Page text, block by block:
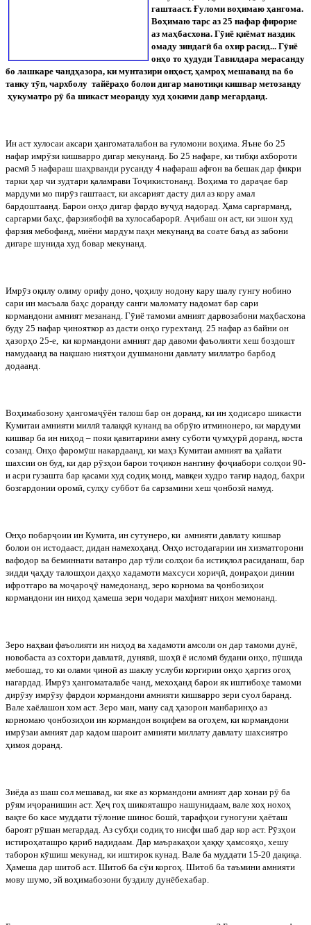
гаштааст. Ғуломи воҳимаю ҳангома.
Воҳимаю тарс аз 25 нафар фирорие
аз маҳбасхона. Гӯиё қиёмат наздик
омаду зиндагӣ ба охир расид... Гӯиё
онҳо то ҳудуди Тавилдара мерасанду
бо лашкаре чандҳазора, ки мунтазири онҳост, ҳамроҳ мешаванд ва бо
танку тӯп, чархболу тайёраҳо болои дигар манотиқи кишвар метозанду
ҳукуматро рӯ ба шикаст меоранду худ ҳокими давр мегарданд.
Ин аст хулосаи аксари ҳангоматалабон ва ғуломони воҳима. Яъне бо 25
нафар имрӯзи кишварро дигар мекунанд Бо 25 нафаре, ки тибқи ахбороти
расмӣ 5 нафараш шаҳрванди русанду 4 нафараш афғон ва бешак дар фикри
тарки ҳар чи зудтари қаламрави Тоҷикистонанд. Воҳима то дараҷае бар
мардуми мо пирӯз гаштааст, ки аксарият дасту дил аз кору амал
бардоштаанд. Барои онҳо дигар фардо вуҷуд надорад. Ҳама саргарманд,
саргарми баҳс, фарзиябофӣ ва хулосабарорӣ . Аҷибаш он аст, ки эшон худ
фарзия мебофанд, миёни мардум паҳн мекунанд ва соате баъд аз забони
дигаре шунида худ бовар мекунанд.
Имрӯз оқилу олиму орифу доно ҷоҳилу нодону кару шалу гунгу нобино
сари ин масъала баҳс доранду санги маломату надомат бар сари
кормандони амният мезананд Гӯиё тамоми амният дарвозабони маҳбасхона
буду 25 нафар ҷинояткор аз дасти онҳо гурехтанд. 25 нафар аз байни он
ҳазорҳо 25-е, ки кормандони амният дар давоми фаъолияти хеш боздошт
намудаанд ва нақшаю ниятҳои душманони давлату миллатро барбод
додаанд.
Воҳимабозону ҳангомаҷӯён талош бар он доранд ки ин ҳодисаро шикасти
Кумитаи амнияти миллӣ талаққӣ кунанд ва обрӯю итминонеро ки мардуми
кишвар ба ин ниҳод – пояи қавитарини амну суботи ҷумҳурӣ доранд коста
созанд Онҳо фаромӯш накардаанд, ки маҳз Кумитаи амният ва ҳайати
шахсии он буд, ки дар рӯзҳои барои тоҷикон нангину фоҷиабори солҳои 90-
и асри гузашта бар қасами худ содиқ монд, мавқеи худро тағир надод, баҳри
бозгардонии оромӣ , сулҳу суббот ба сарзамини хеш ҷонбозӣ намуд.
Онҳо побарҷоии ин Кумита, ин сутунеро, ки амнияти давлату кишвар
болои он истодааст, дидан намехоҳанд. Онҳо истодагарии ин хизматгорони
вафодор ва беминнати ватанро дар тӯли солҳои ба истиқлол расиданаш, бар
зидди ҷаҳду талошҳои даҳҳо хадамоти махсуси хориҷӣ , доираҳои динии
ифротгаро ва моҷароҷӯ намедонанд, зеро корнома ва ҷонбозиҳои
кормандони ин ниҳод ҳамеша зери чодари махфият ниҳон мемонанд.
Зеро наҳваи фаъолияти ин ниҳод ва хадамоти амсоли он дар тамоми дунё
новобаста аз сохтори давлатӣ дунявӣ шоҳӣ ё исломӣ будани онҳо пӯшида
мебошад то ки олами ҷиноӣ аз шаклу услуби коргирии онҳо ҳаргиз огоҳ
нагардад Имрӯз ҳангоматалабе чанд мехоҳанд барои як иштибоҳе тамоми
дирӯзу имрӯзу фардои кормандони амнияти кишварро зери суол баранд
Вале хаёлашон хом аст. Зеро ман, ману сад ҳазорон манбаринҳо аз
корномаю ҷонбозиҳои ин кормандон воқифем ва огоҳем, ки кормандони
имрӯзаи амният дар кадом шароит амнияти миллату давлату шахсиятро
ҳимоя доранд.
Зиёда аз шаш сол мешавад ки яке аз кормандони амният дар хонаи рӯ ба
рӯям иҷоранишин аст. Ҳеҷ гоҳ шикояташро нашунидаам, вале хоҳ нохоҳ
вақте бо касе муддати тӯлоние шинос бошӣ , тарафҳои гуногуни ҳаёташ
бароят рӯшан мегардад. Аз субҳи содиқ то нисфи шаб дар кор аст. Рӯзҳои
истироҳаташро қариб надидаам. Дар маъракаҳои ҳаққу ҳамсояҳо, хешу
таборон кӯшиш мекунад, ки иштирок кунад. Вале ба муддати 15-20 дақиқа.
Ҳамеша дар шитоб аст. Шитоб ба сӯи коргоҳ. Шитоб ба таъмини амнияти
мову шумо, эй воҳимабозони буздилу дунёбехабар.